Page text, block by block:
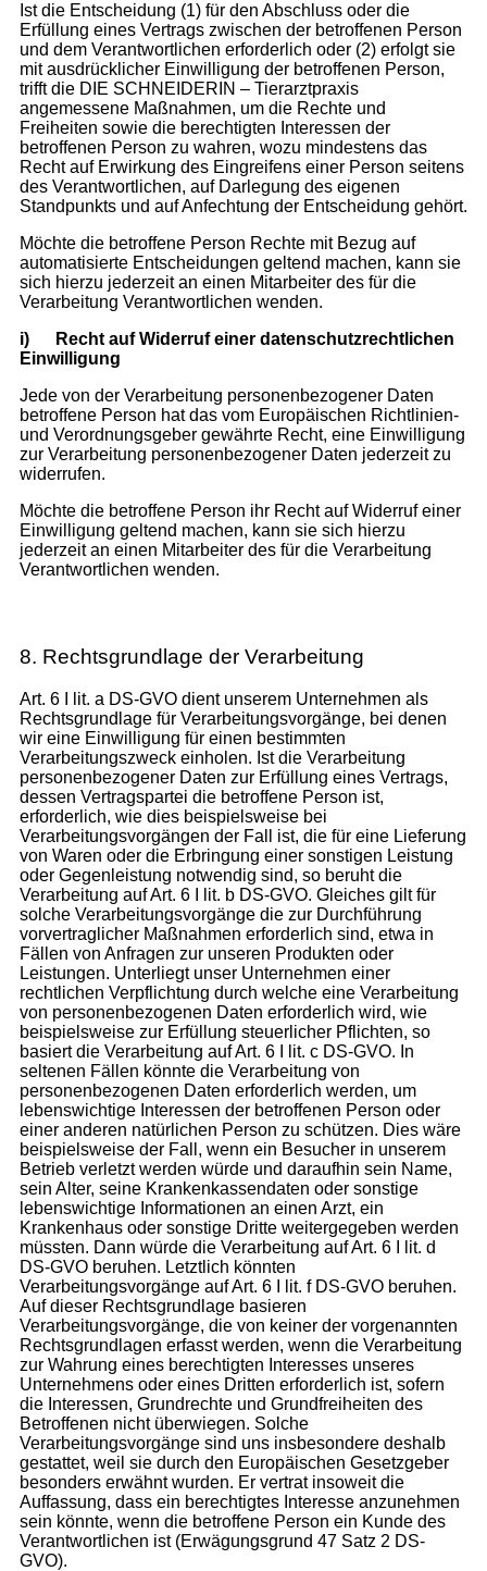
Ist die Entscheidung (1) für den Abschluss oder die
Erfüllung eines Vertrags zwischen der betroffenen Person
und dem Verantwortlichen erforderlich oder (2) erfolgt sie
mit ausdrücklicher Einwilligung der betroffenen Person,
trifft die DIE SCHNEIDERIN – Tierarztpraxis
angemessene Maßnahmen, um die Rechte und
Freiheiten sowie die berechtigten Interessen der
betroffenen Person zu wahren, wozu mindestens das
Recht auf Erwirkung des Eingreifens einer Person seitens
des Verantwortlichen, auf Darlegung des eigenen
Standpunkts und auf Anfechtung der Entscheidung gehört.
Möchte die betroffene Person Rechte mit Bezug auf
automatisierte Entscheidungen geltend machen, kann sie
sich hierzu jederzeit an einen Mitarbeiter des für die
Verarbeitung Verantwortlichen wenden.
i)
Recht auf Widerruf einer datenschutzrechtlichen
Einwilligung
Jede von der Verarbeitung personenbezogener Daten
betroffene Person hat das vom Europäischen Richtlinien-
und Verordnungsgeber gewährte Recht, eine Einwilligung
zur Verarbeitung personenbezogener Daten jederzeit zu
widerrufen.
Möchte die betroffene Person ihr Recht auf Widerruf einer
Einwilligung geltend machen, kann sie sich hierzu
jederzeit an einen Mitarbeiter des für die Verarbeitung
Verantwortlichen wenden.
8. Rechtsgrundlage der Verarbeitung
Art. 6 I lit. a DS-GVO dient unserem Unternehmen als
Rechtsgrundlage für Verarbeitungsvorgänge, bei denen
wir eine Einwilligung für einen bestimmten
Verarbeitungszweck einholen. Ist die Verarbeitung
personenbezogener Daten zur Erfüllung eines Vertrags,
dessen Vertragspartei die betroffene Person ist,
erforderlich, wie dies beispielsweise bei
Verarbeitungsvorgängen der Fall ist, die für eine Lieferung
von Waren oder die Erbringung einer sonstigen Leistung
oder Gegenleistung notwendig sind, so beruht die
Verarbeitung auf Art. 6 I lit. b DS-GVO. Gleiches gilt für
solche Verarbeitungsvorgänge die zur Durchführung
vorvertraglicher Maßnahmen erforderlich sind, etwa in
Fällen von Anfragen zur unseren Produkten oder
Leistungen. Unterliegt unser Unternehmen einer
rechtlichen Verpflichtung durch welche eine Verarbeitung
von personenbezogenen Daten erforderlich wird, wie
beispielsweise zur Erfüllung steuerlicher Pflichten, so
basiert die Verarbeitung auf Art. 6 I lit. c DS-GVO. In
seltenen Fällen könnte die Verarbeitung von
personenbezogenen Daten erforderlich werden, um
lebenswichtige Interessen der betroffenen Person oder
einer anderen natürlichen Person zu schützen. Dies wäre
beispielsweise der Fall, wenn ein Besucher in unserem
Betrieb verletzt werden würde und daraufhin sein Name,
sein Alter, seine Krankenkassendaten oder sonstige
lebenswichtige Informationen an einen Arzt, ein
Krankenhaus oder sonstige Dritte weitergegeben werden
müssten. Dann würde die Verarbeitung auf Art. 6 I lit. d
DS-GVO beruhen. Letztlich könnten
Verarbeitungsvorgänge auf Art. 6 I lit. f DS-GVO beruhen.
Auf dieser Rechtsgrundlage basieren
Verarbeitungsvorgänge, die von keiner der vorgenannten
Rechtsgrundlagen erfasst werden, wenn die Verarbeitung
zur Wahrung eines berechtigten Interesses unseres
Unternehmens oder eines Dritten erforderlich ist, sofern
die Interessen, Grundrechte und Grundfreiheiten des
Betroffenen nicht überwiegen. Solche
Verarbeitungsvorgänge sind uns insbesondere deshalb
gestattet, weil sie durch den Europäischen Gesetzgeber
besonders erwähnt wurden. Er vertrat insoweit die
Auffassung, dass ein berechtigtes Interesse anzunehmen
sein könnte, wenn die betroffene Person ein Kunde des
Verantwortlichen ist (Erwägungsgrund 47 Satz 2 DS-
GVO).